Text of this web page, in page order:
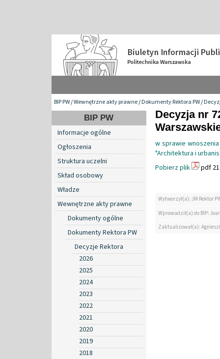
BIP PW/Wewnętrzne akty prawne/Dokumenty Rektora PW/
BIP PW
Informacje ogólne
Ogłoszenia
Struktura uczelni
Skład osobowy
Władze
Wewnętrzne akty prawne
Dokumenty ogólne
Dokumenty Rektora PW
Decyzje Rektora
2026
2025
2024
2023
2022
2021
2020
2019
2018
Decyzja nr
w sprawie
"Architektura i
Pobierz plik
pdf
Wytworzył(a): JM Rektor
Wprowadził(a) do BIP:
Zaktualizował(a):